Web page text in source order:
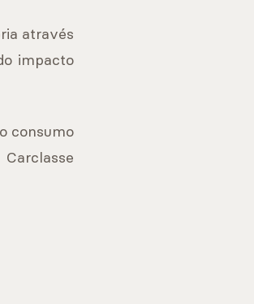
através
impacto
consumo